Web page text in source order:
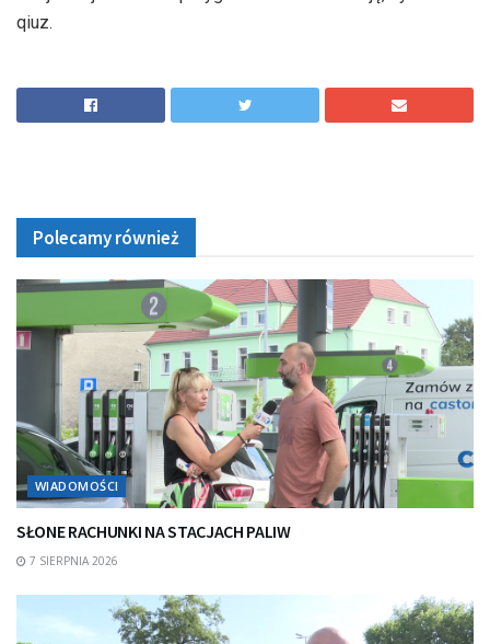
qiuz.
Polecamy również
WIADOMOŚCI
SŁONE RACHUNKI NA STACJACH PALIW
7 SIERPNIA 2026